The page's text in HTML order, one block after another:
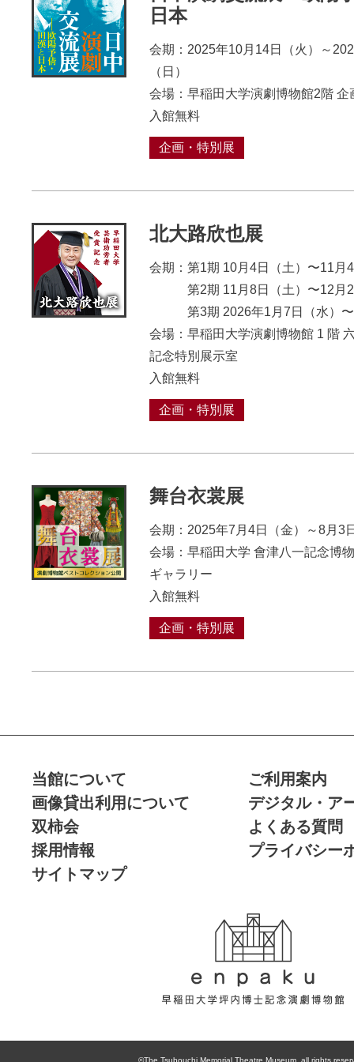
日本
会期：2025年10月14日（火）～
（日）
会場：早稲田大学演劇博物館2階 企
入館無料
企画・特別展
北大路欣也展
会期：第1期 10月4日（土）〜11月
第2期 11月8日（土）〜12月
第3期 2026年1月7日（⽔）〜
会場：早稲田大学演劇博物館 1 階
記念特別展示室
入館無料
企画・特別展
舞台衣裳展
会期：2025年7月4日（金）～8月3
会場：早稲田大学 會津八一記念博
ギャラリー
入館無料
企画・特別展
当館について
ご利用案内
画像貸出利用について
デジタル・ア
双柿会
よくある質問
採用情報
プライバシー
サイトマップ
大学坪内博士記
©The Tsubouchi Memorial Theatre Museum, all rights